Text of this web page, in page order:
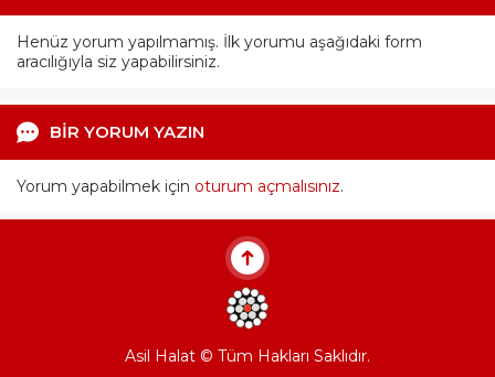
Henüz yorum yapılmamış. İlk yorumu aşağıdaki form
aracılığıyla siz yapabilirsiniz.
BİR YORUM YAZIN
Yorum yapabilmek için oturum açmalısınız.
Asil Halat © Tüm Hakları Saklıdır.